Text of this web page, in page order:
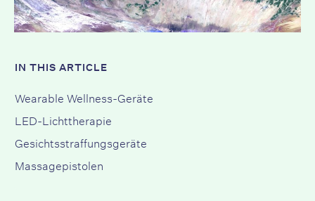
IN THIS ARTICLE
Wearable Wellness-Geräte
LED-Lichttherapie
Gesichtsstraffungsgeräte
Massagepistolen